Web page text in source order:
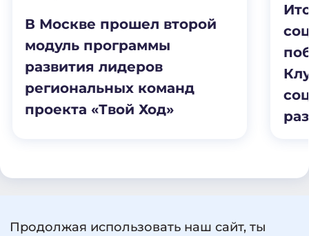
В Москве прошел второй
модуль программы
развития лидеров
региональных команд
проекта «Твой Ход»
Продолжая использовать наш сайт, ты